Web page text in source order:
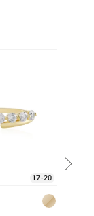
17-20